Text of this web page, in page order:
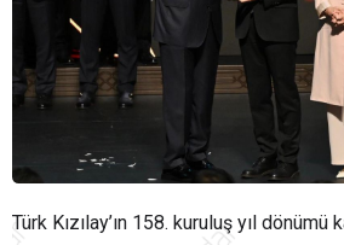
Türk Kızılay’ın 158. kuruluş yıl dönümü